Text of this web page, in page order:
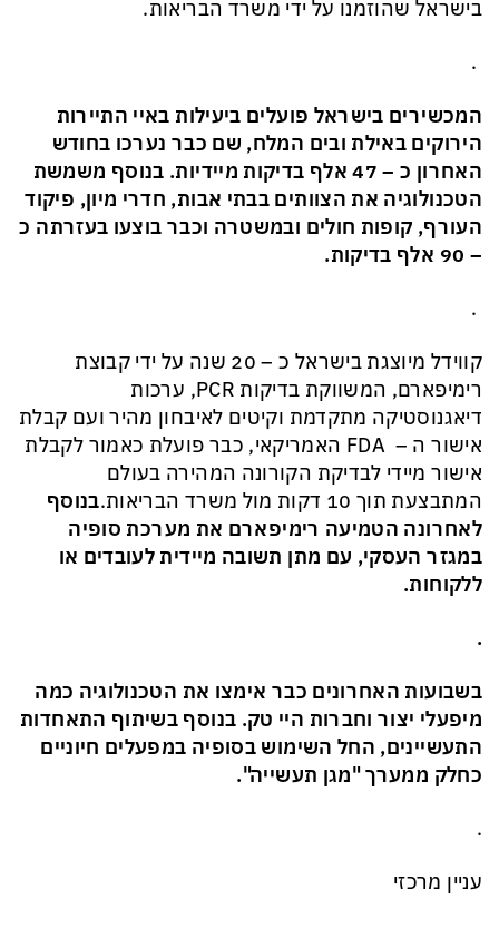
בישראל שהוזמנו על ידי משרד הבריאות.
.
המכשירים בישראל פועלים ביעילות באיי התיירות
הירוקים באילת ובים המלח, שם כבר נערכו בחודש
האחרון כ – 47 אלף בדיקות מיידיות. בנוסף משמשת
הטכנולוגיה את הצוותים בבתי אבות, חדרי מיון, פיקוד
העורף, קופות חולים ובמשטרה וכבר בוצעו בעזרתה כ
– 90 אלף בדיקות.
.
קווידל מיוצגת בישראל כ – 20 שנה על ידי קבוצת
רימיפארם, המשווקת בדיקות PCR, ערכות
דיאגנוסטיקה מתקדמת וקיטים לאיבחון מהיר ועם קבלת
אישור ה – FDA האמריקאי, כבר פועלת כאמור לקבלת
אישור מיידי לבדיקת הקורונה המהירה בעולם
המתבצעת תוך 10 דקות מול משרד הבריאות.
בנוסף
לאחרונה הטמיעה רימיפארם את מערכת סופיה
במגזר העסקי, עם מתן תשובה מיידית לעובדים או
ללקוחות.
.
בשבועות האחרונים כבר אימצו את הטכנולוגיה כמה
מיפעלי יצור וחברות היי טק. בנוסף בשיתוף התאחדות
התעשיינים, החל השימוש בסופיה במפעלים חיוניים
כחלק ממערך "מגן תעשייה".
.
עניין מרכזי